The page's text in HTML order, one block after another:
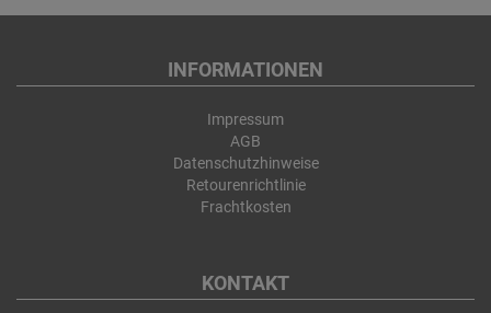
INFORMATIONEN
Impressum
AGB
Datenschutzhinweise
Retourenrichtlinie
Frachtkosten
KONTAKT